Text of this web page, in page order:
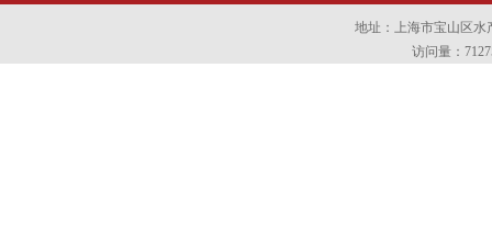
地址：上海市宝山区水
访问量：